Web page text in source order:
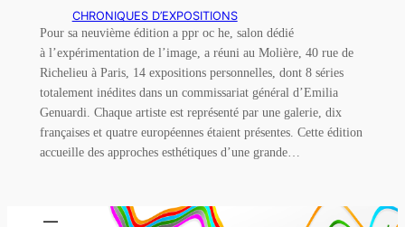
CHRONIQUES D’EXPOSITIONS
Pour sa neuvième édition a ppr oc he, salon dédié
à l’expérimentation de l’image, a réuni au Molière, 40 rue de
Richelieu à Paris, 14 expositions personnelles, dont 8 séries
totalement inédites dans un commissariat général d’Emilia
Genuardi. Chaque artiste est représenté par une galerie, dix
françaises et quatre européennes étaient présentes. Cette édition
accueille des approches esthétiques d’une grande…